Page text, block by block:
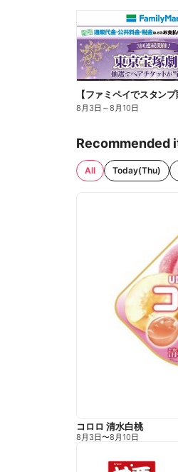
8月3日 ～8月10日
Recommended
All Today(Thu)
コロロ 清水白桃
8月3日〜8月10日